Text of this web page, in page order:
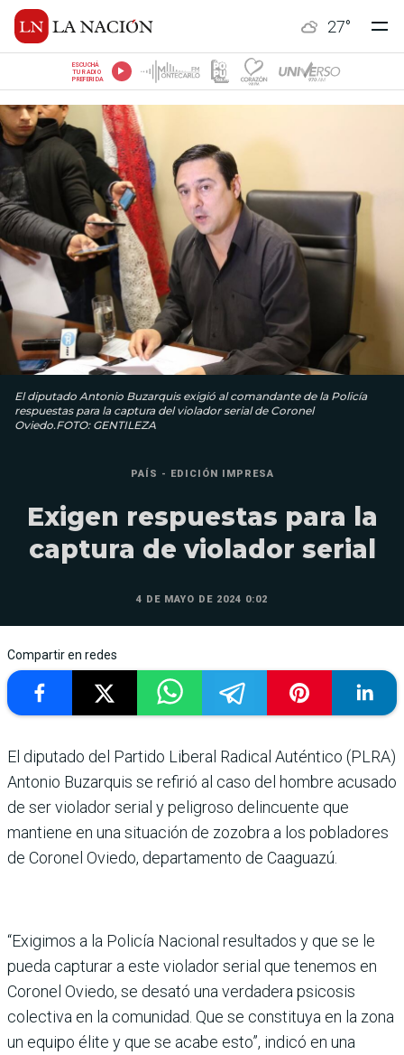
27°
ESCUCHÁ
TU RADIO
PREFERIDA
El diputado Antonio Buzarquis exigió al comandante de la Policía
respuestas para la captura del violador serial de Coronel
Oviedo.FOTO: GENTILEZA
PAÍS - EDICIÓN IMPRESA
Exigen respuestas para la
captura de violador serial
4 DE MAYO DE 2024 0:02
Compartir en redes
El diputado del Par­tido Liberal Radical Auténtico (PLRA)
Antonio Buzarquis se refi­rió al caso del hombre acu­sado
de ser violador serial y peligroso delincuente que
mantiene en una situación de zozobra a los pobladores
de Coronel Oviedo, departa­mento de Caaguazú.
“Exigimos a la Policía Nacio­nal resultados y que se le
pueda capturar a este vio­lador serial que tenemos en
Coronel Oviedo, se desató una verdadera psicosis
colec­tiva en la comunidad. Que se constituya en la zona
un equipo élite y que se acabe esto”, indicó en una